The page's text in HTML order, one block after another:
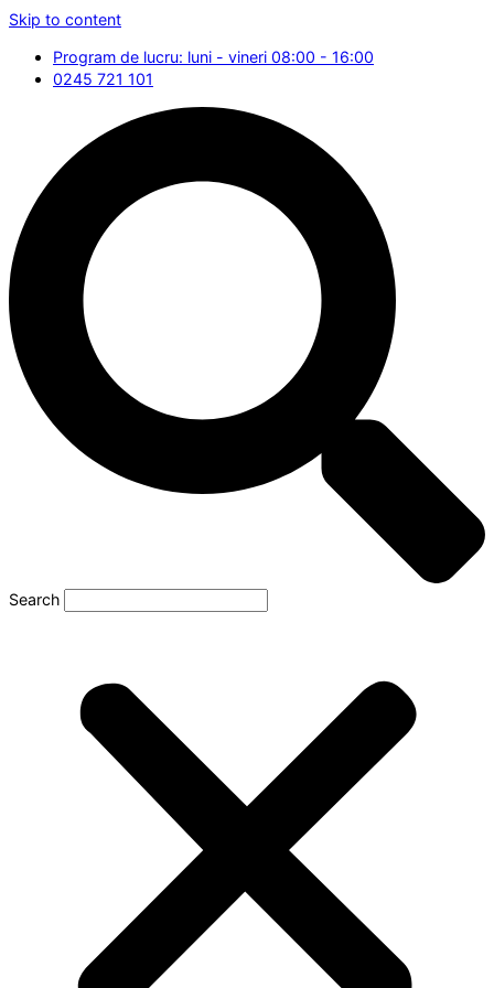
Skip to content
Program de lucru: luni - vineri 08:00 - 16:00
0245 721 101
Search